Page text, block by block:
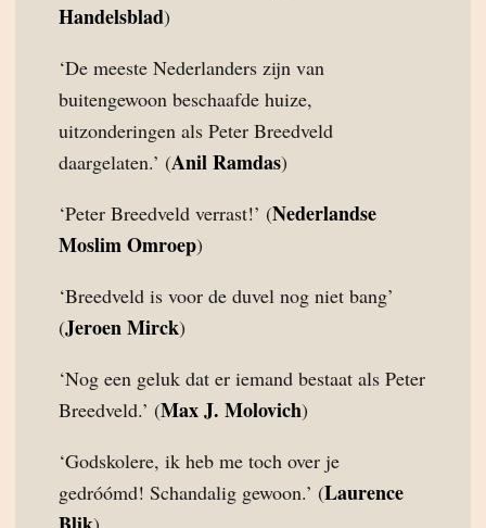
Handelsblad)
‘De meeste Nederlanders zijn van
buitengewoon beschaafde huize,
uitzonderingen als Peter Breedveld
daargelaten.’ (Anil Ramdas)
‘Peter Breedveld verrast!’ (Nederlandse
Moslim Omroep)
‘Breedveld is voor de duvel nog niet bang’
(Jeroen Mirck)
‘Nog een geluk dat er iemand bestaat als Peter
Breedveld.’ (Max J. Molovich)
‘Godskolere, ik heb me toch over je
gedróómd! Schandalig gewoon.’ (Laurence